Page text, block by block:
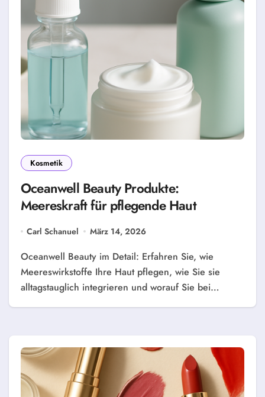
Kosmetik
Oceanwell Beauty Produkte:
Meereskraft für pflegende Haut
Carl Schanuel März 14, 2026
Oceanwell Beauty im Detail: Erfahren Sie, wie
Meereswirkstoffe Ihre Haut pflegen, wie Sie sie
alltagstauglich integrieren und worauf Sie bei…